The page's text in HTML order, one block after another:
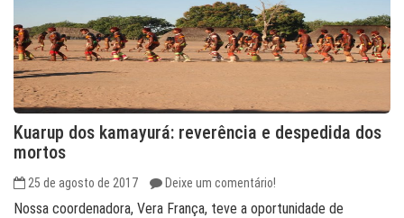
Kuarup dos kamayurá: reverência e despedida dos
mortos
25 de agosto de 2017 Deixe um comentário!
Nossa coordenadora, Vera França, teve a oportunidade de